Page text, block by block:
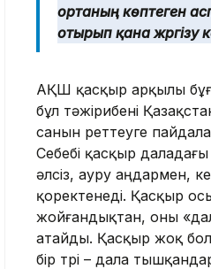
ортаның көптеген
отырып қана жүргізу
АҚШ қасқыр арқылы
бұл тәжірибені
санын реттеуге
Себебі қасқыр
әлсіз, ауру аңдармен,
қоректенеді. Қасқыр
жойғандықтан, оны
атайды. Қасқыр жоқ
бір түрі – дала